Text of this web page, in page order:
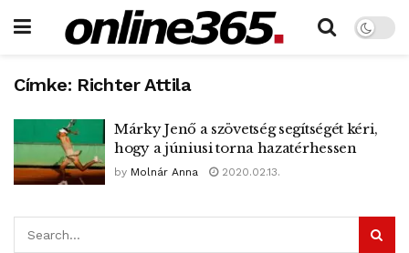
Címke: Richter Attila
Márky Jenő a szövetség segítségét kéri,
hogy a júniusi torna hazatérhessen
by Molnár Anna 2020.02.13.